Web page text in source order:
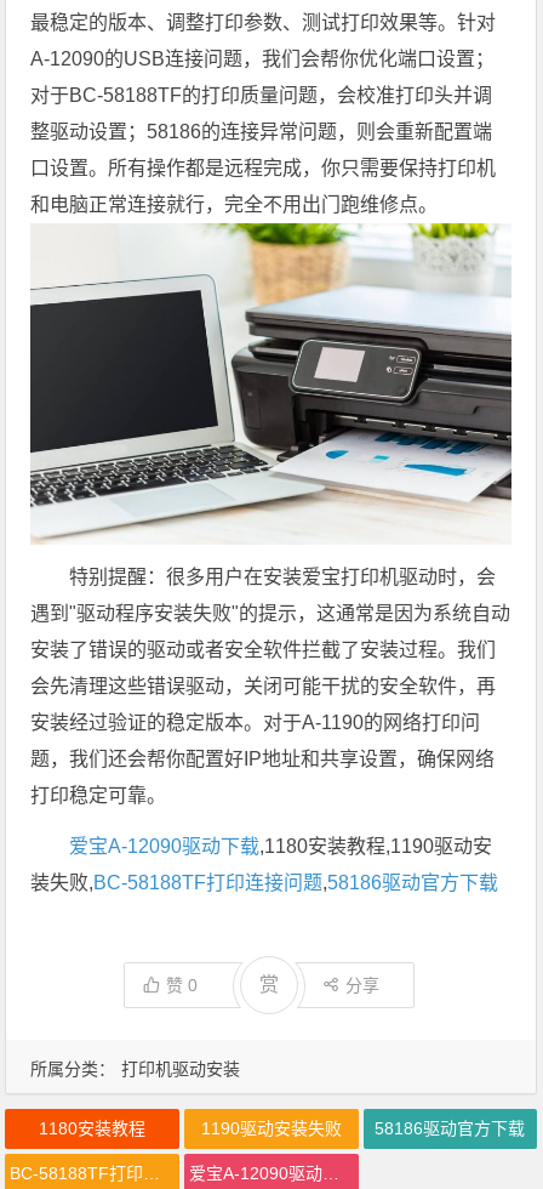
所属分类： 打印机驱动安装
最稳定的版本、调整打印参数、测试打印效果等。针对
A-12090的USB连接问题，我们会帮你优化端口设置；
对于BC-58188TF的打印质量问题，会校准打印头并调
整驱动设置；58186的连接异常问题，则会重新配置端
口设置。所有操作都是远程完成，你只需要保持打印机
和电脑正常连接就行，完全不用出门跑维修点。
特别提醒：很多用户在安装爱宝打印机驱动时，会
遇到"驱动程序安装失败"的提示，这通常是因为系统自动
安装了错误的驱动或者安全软件拦截了安装过程。我们
会先清理这些错误驱动，关闭可能干扰的安全软件，再
安装经过验证的稳定版本。对于A-1190的网络打印问
题，我们还会帮你配置好IP地址和共享设置，确保网络
打印稳定可靠。
爱宝A-12090驱动下载,1180安装教程,1190驱动安
装失败,BC-58188TF打印连接问题,58186驱动官方下载
赞0 赏 分享
1180安装教程 1190驱动安装失败 58186驱动官方下载